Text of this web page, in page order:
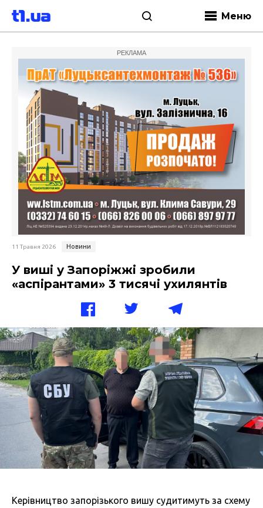
Меню
РЕКЛАМА
11 Травня 2026 Новини
У виші у Запоріжжі зробили
«аспірантами» 3 тисячі ухилянтів
Керівництво запорізького вишу судитимуть за схему